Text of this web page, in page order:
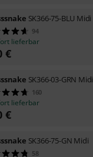
SK366-75-BLU Midi
94
lieferbar
€
SK366-03-GRN Midi
160
lieferbar
€
SK366-75-GN Midi
58